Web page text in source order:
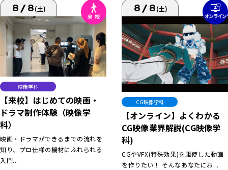
8/8(土)
映像学科
【来校】はじめての映画・
ドラマ制作体験（映像学
科）
映画・ドラマができるまでの流れを
知り、プロ仕様の機材にふれられる
入門...
8/8(土)
CG映像学科
【オンライン】よくわかる
CG映像業界解説(CG映像学
科)
CGやVFX(特殊効果)を駆使した動画
を作りたい！ そんなあなたにお...